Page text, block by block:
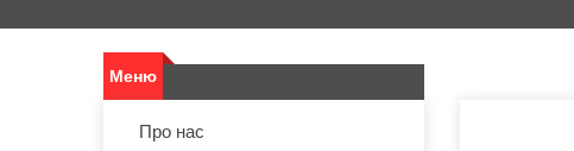
Про нас